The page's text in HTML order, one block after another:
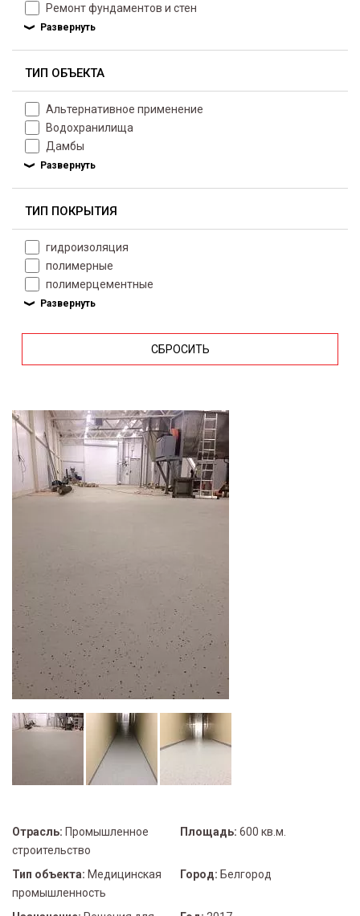
Ремонт фундаментов и стен
ТИП ОБЪЕКТА
Альтернативное применение
Водохранилища
Дамбы
ТИП ПОКРЫТИЯ
гидроизоляция
полимерные
полимерцементные
СБРОСИТЬ
Отрасль: Промышленное
строительство
Площадь: 600 кв.м.
Тип объекта: Медицинская
промышленность
Город: Белгород